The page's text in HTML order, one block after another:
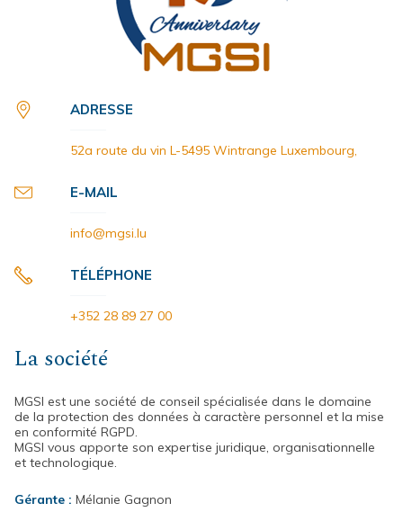
ADRESSE
52a route du vin L-5495 Wintrange Luxembourg,
E-MAIL
info@mgsi.lu
TÉLÉPHONE
+352 28 89 27 00
La société
MGSI est une société de conseil spécialisée dans le domaine
de la protection des données à caractère personnel et la mise
en conformité RGPD.
MGSI vous apporte son expertise juridique, organisationnelle
et technologique.
Gérante : Mélanie Gagnon